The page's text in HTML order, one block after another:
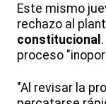
Este mismo
rechazo al
constitucional
proceso
"Al revisar la